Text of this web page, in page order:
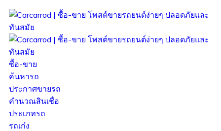
ซื้อ-ขาย
ค้นหารถ
ประกาศขายรถ
คำนวณสินเชื่อ
ประเภทรถ
รถเก๋ง